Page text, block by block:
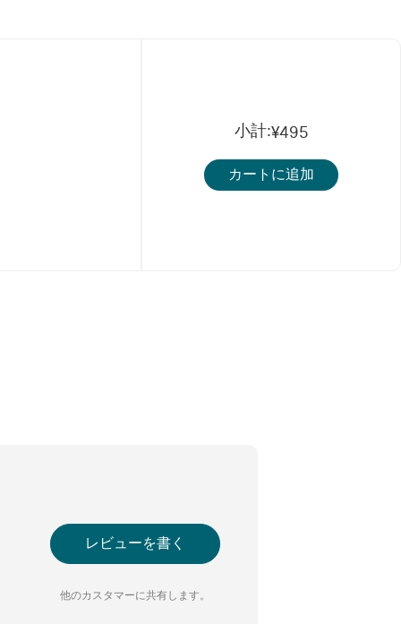
小計:¥495
カートに追加
レビューを書く
他のカスタマーに共有します。